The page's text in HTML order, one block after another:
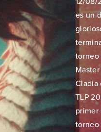
es un
torneo
Cladia
TLP
primer
torneo